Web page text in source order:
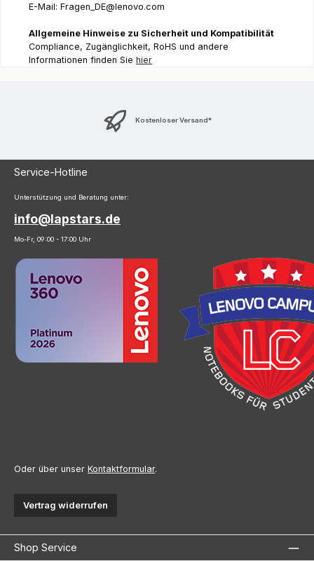
E-Mail: Fragen_DE@lenovo.com
Allgemeine Hinweise zu Sicherheit und Kompatibilität
Compliance, Zugänglichkeit, RoHS und andere
Informationen finden Sie hier
Kostenloser Versand*
Service-Hotline
Unterstützung und Beratung unter:
info@lapstars.de
Mo-Fr, 09:00 - 17:00 Uhr
Oder über unser Kontaktformular.
Vertrag widerrufen
Shop Service